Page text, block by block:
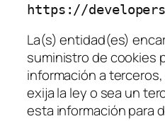
https://
La(s) entidad(es)
suministro de cookies
información a
exija la ley o sea un
esta información para